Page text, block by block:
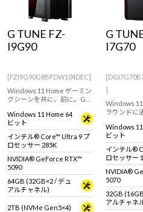
Windows 11
G TUNE FZ-
I9G90
[FZI9G90G8BFDW104DEC]
Windows 11 Home ゲーミン
グシーンを共に、前に。G
グPC！GeForce RTX 5090 &
インテル Core Ultra 9 プロ
セッサー 285K 搭載。※モニ
タ・マウス・キーボードは
別売りです。
Windows 11 Home 64
ビット
インテル® Core™ Ultra 9 プ
ロセッサー 285K
NVIDIA® GeForce RTX™
5090
64GB (32GB×2 / デュ
アルチャネル)
2TB (NVMe Gen5×4)
G
I7G70
]
Windows
ラウンドに
RTX 5070 &
プロセッサ
快適なゲー
編集、配信
Windows
ビット
インテル®
ロセッサー
NVIDIA®
5070
32GB
アルチャネ